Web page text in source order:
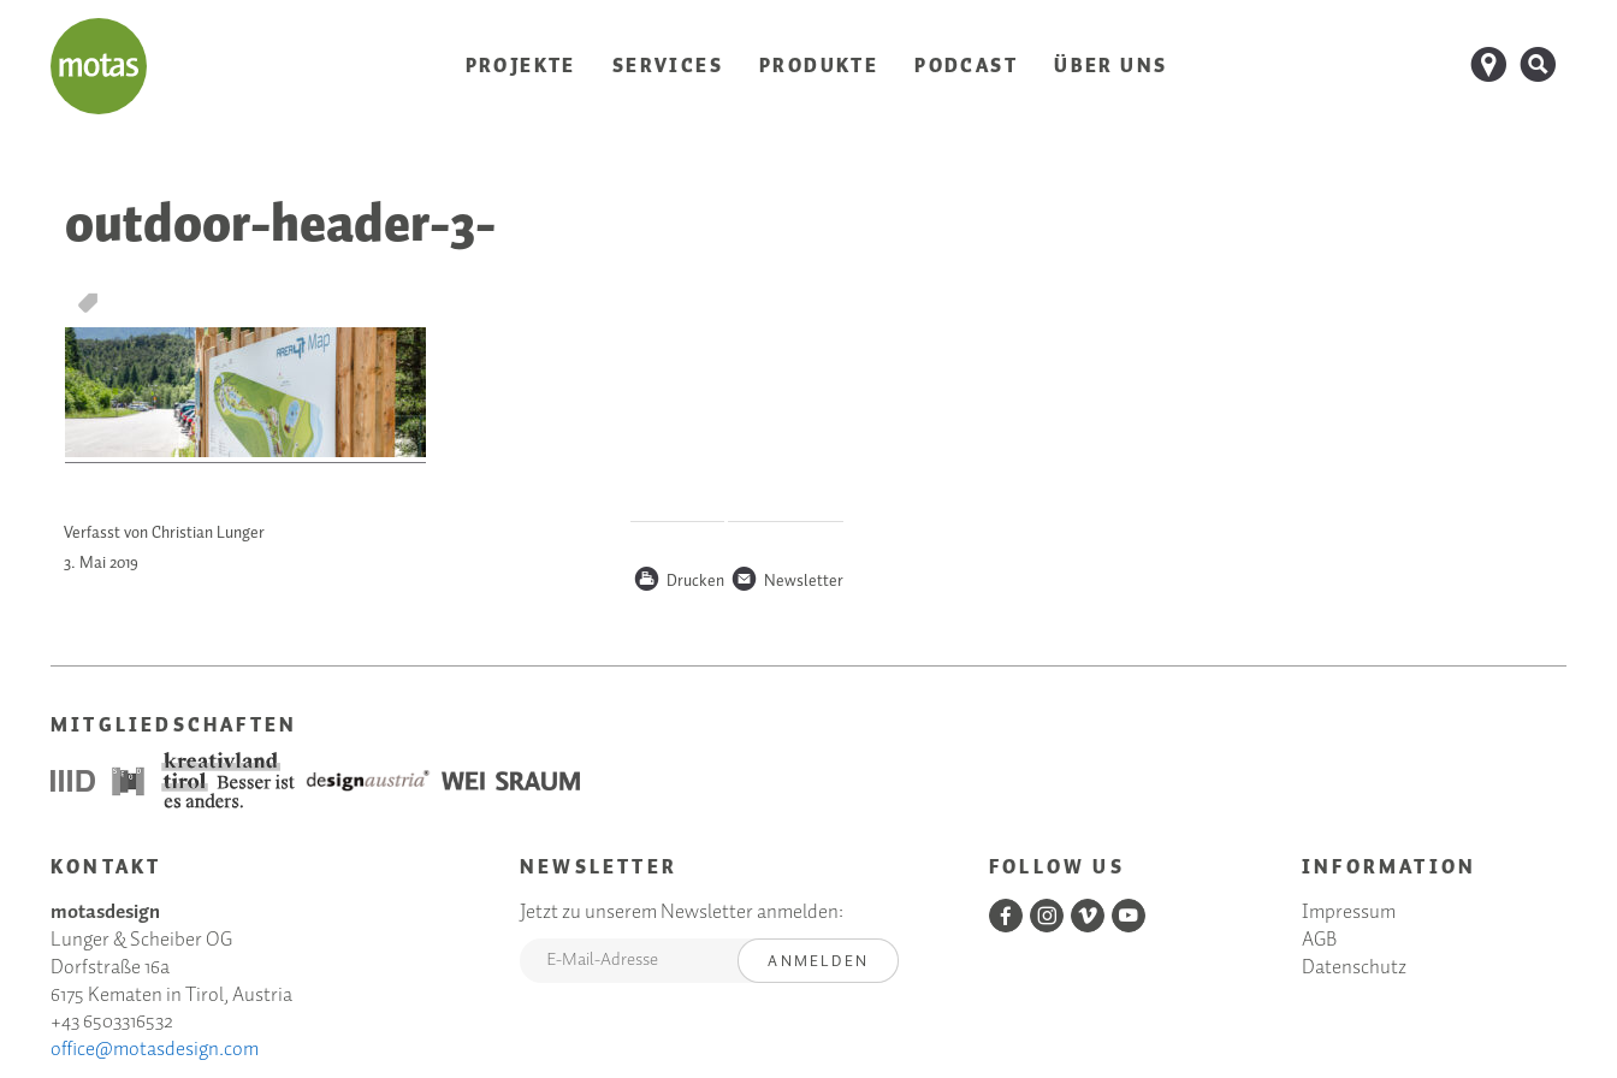
PROJEKTE SERVICES PRODUKTE PODCAST ÜBER UNS d s
outdoor-header-3-
T
Verfasst von Christian Lunger
3. Mai2019 P Drucken n Newsletter
MITGLIEDSCHAFTEN
KONTAKT
motasdesign
Lunger & Scheiber OG
Dorfstraße 16a
6175 Kematen in Tirol, Austria
+43 6503316532
office@motasdesign.com
NEWSLETTER
Jetzt zu unserem Newsletter anmelden:
ANMELDEN
FOLLOW US INFORMATION
Impressum
AGB
Datenschutz